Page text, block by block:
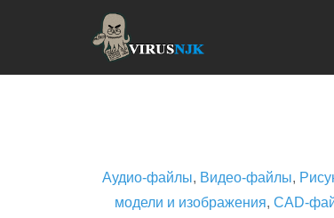
Аудио-файлы, Видео-файлы,
модели и изображения, CAD-